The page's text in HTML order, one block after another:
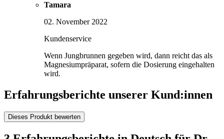
Tamara
02. November 2022
Kundenservice
Wenn Jungbrunnen gegeben wird, dann reicht das als
Magnesiumpräparat, sofern die Dosierung eingehalten
wird.
Erfahrungsberichte unserer Kund:innen
Dieses Produkt bewerten